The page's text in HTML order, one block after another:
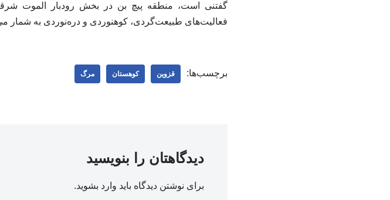
گفتنی است، منطقه پیچ‌ بن در بخش رودبار الموت
فعالیت‌های طبیعت‌گردی، کوهنوردی و دره‌نوردی به شمار
برچسب‌ها: قزوین کوهستان مرگ
دیدگاهتان را بنویسید
برای نوشتن دیدگاه باید وارد بشوید.